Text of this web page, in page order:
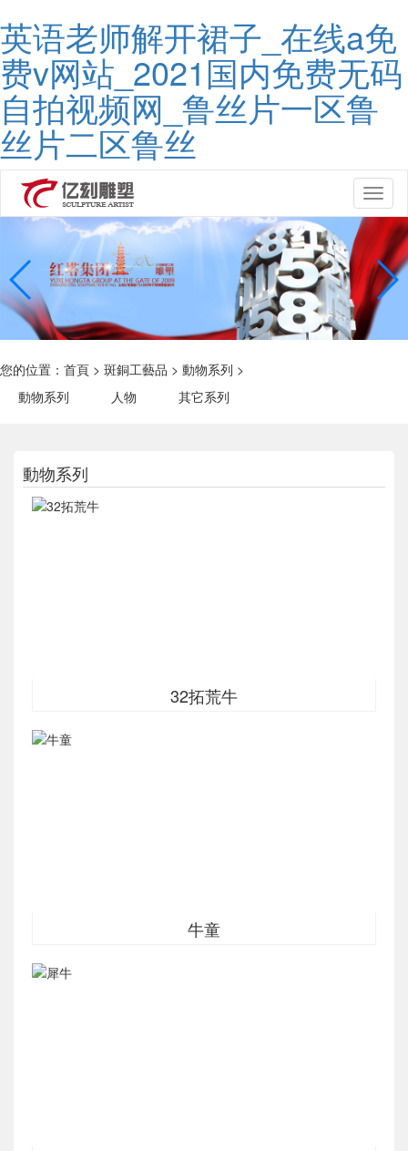
英语老师解开裙子_在线a免
费v网站_2021国内免费无码
自拍视频网_鲁丝片一区鲁
丝片二区鲁丝
您的位置： 首頁 > 斑銅工藝品 > 動物系列 >
動物系列
人物 其它系列
動物系列
32拓荒牛
牛童